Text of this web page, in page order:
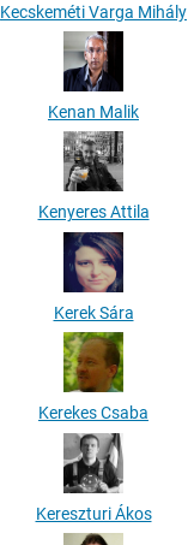
Kecskeméti Varga Mihály
Kenan Malik
Kenyeres Attila
Kerek Sára
Kerekes Csaba
Kereszturi Ákos